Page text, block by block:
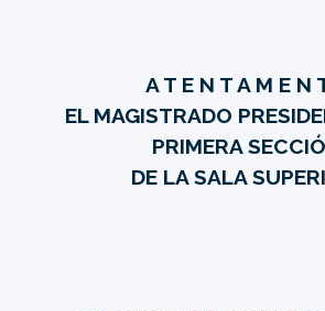
A T E N T A M E N
EL MAGISTRADO
PRIMERA
DE LA SALA